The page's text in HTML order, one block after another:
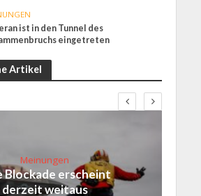
ist in den Tunnel des
eingetreten
Artikel
Meinungen
Blockade erscheint
derzeit weitaus